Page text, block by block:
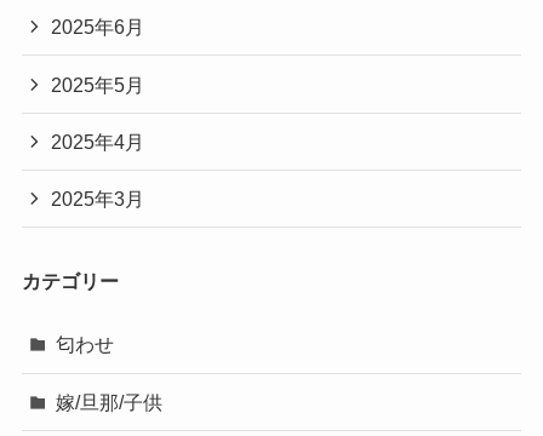
2025年6月
2025年5月
2025年4月
2025年3月
カテゴリー
匂わせ
嫁/旦那/子供